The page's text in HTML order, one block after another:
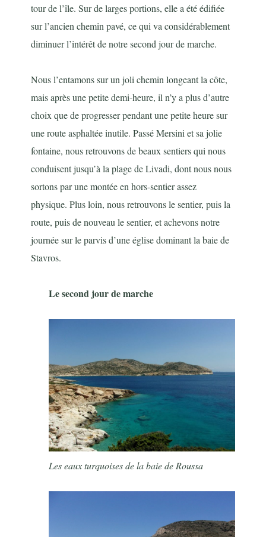
tour de l’île. Sur de larges portions, elle a été édifiée
sur l’ancien chemin pavé, ce qui va considérablement
diminuer l’intérêt de notre second jour de marche.
Nous l’entamons sur un joli chemin longeant la côte,
mais après une petite demi-heure, il n’y a plus d’autre
choix que de progresser pendant une petite heure sur
une route asphaltée inutile. Passé Mersini et sa jolie
fontaine, nous retrouvons de beaux sentiers qui nous
conduisent jusqu’à la plage de Livadi, dont nous nous
sortons par une montée en hors-sentier assez
physique. Plus loin, nous retrouvons le sentier, puis la
route, puis de nouveau le sentier, et achevons notre
journée sur le parvis d’une église dominant la baie de
Stavros.
Le second jour de marche
Les eaux turquoises de la baie de Roussa